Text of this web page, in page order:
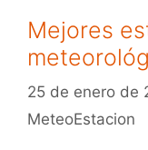
Mejores
25 de enero de
MeteoEstacion